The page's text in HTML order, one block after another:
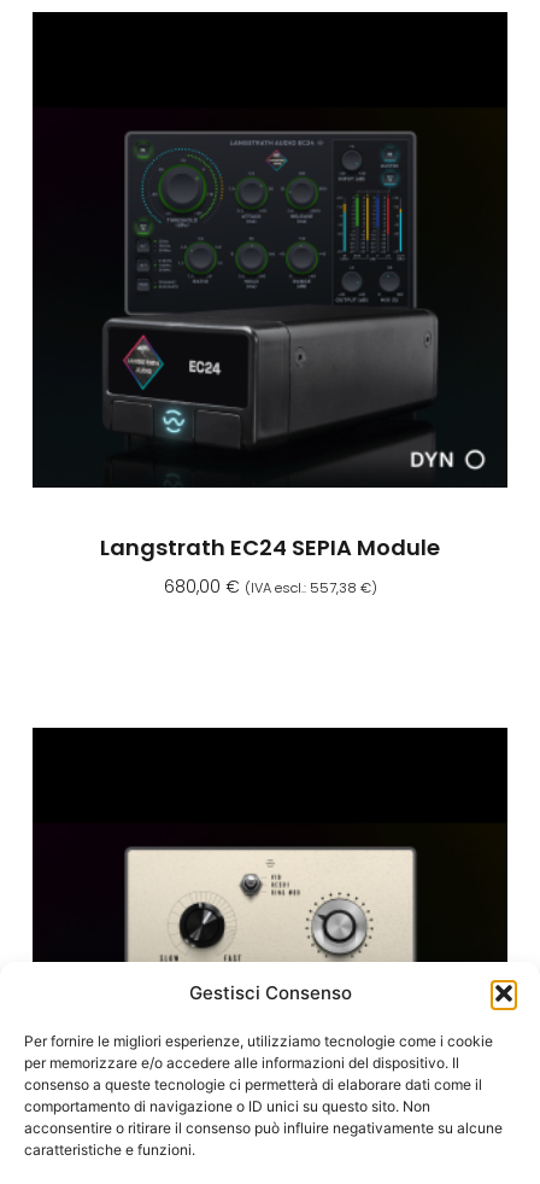
Gestisci Consenso
Per fornire le migliori esperienze, utilizziamo tecnologie come i cookie
per memorizzare e/o accedere alle informazioni del dispositivo. Il
consenso a queste tecnologie ci permetterà di elaborare dati come il
comportamento di navigazione o ID unici su questo sito. Non
acconsentire o ritirare il consenso può influire negativamente su alcune
caratteristiche e funzioni.
Langstrath EC24 SEPIA Module
680,00 € (IVA escl.: 557,38 €)